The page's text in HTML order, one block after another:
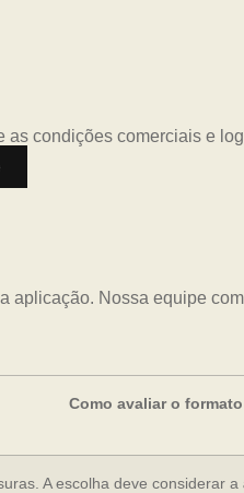
as condições comerciais e
aplicação. Nossa equipe
Como avaliar o formato
A escolha deve considerar a